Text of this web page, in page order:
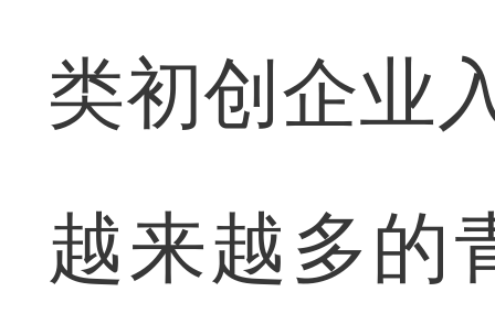
类初创企业
越来越多的